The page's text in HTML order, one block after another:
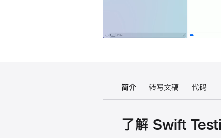
简介 转写文稿 代码
了解 Swift